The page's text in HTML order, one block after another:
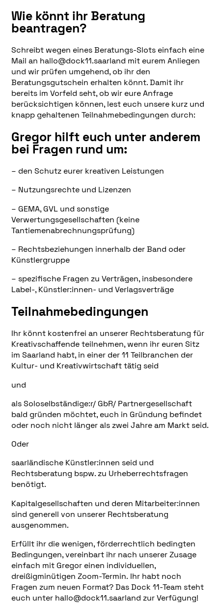
Wie könnt ihr Beratung
beantragen?
Schreibt wegen eines Beratungs-Slots einfach eine
Mail an hallo@dock11.saarland mit eurem Anliegen
und wir prüfen umgehend, ob ihr den
Beratungsgutschein erhalten könnt. Damit ihr
bereits im Vorfeld seht, ob wir eure Anfrage
berücksichtigen können, lest euch unsere kurz und
knapp gehaltenen Teilnahmebedingungen durch:
Gregor hilft euch unter anderem
bei Fragen rund um:
– den Schutz eurer kreativen Leistungen
– Nutzungsrechte und Lizenzen
– GEMA, GVL und sonstige
Verwertungsgesellschaften (keine
Tantiemenabrechnungsprüfung)
– Rechtsbeziehungen innerhalb der Band oder
Künstlergruppe
– spezifische Fragen zu Verträgen, insbesondere
Label-, Künstler:innen- und Verlagsverträge
Teilnahmebedingungen
Ihr könnt kostenfrei an unserer Rechtsberatung für
Kreativschaffende teilnehmen, wenn ihr euren Sitz
im Saarland habt, in einer der 11 Teilbranchen der
Kultur- und Kreativwirtschaft tätig seid
und
als Soloselbständige:r/ GbR/ Partnergesellschaft
bald gründen möchtet, euch in Gründung befindet
oder noch nicht länger als zwei Jahre am Markt seid.
Oder
saarländische Künstler:innen seid und
Rechtsberatung bspw. zu Urheberrechtsfragen
benötigt.
Kapitalgesellschaften und deren Mitarbeiter:innen
sind generell von unserer Rechtsberatung
ausgenommen.
Erfüllt ihr die wenigen, förderrechtlich bedingten
Bedingungen, vereinbart ihr nach unserer Zusage
einfach mit Gregor einen individuellen,
dreißigminütigen Zoom-Termin. Ihr habt noch
Fragen zum neuen Format? Das Dock 11-Team steht
euch unter hallo@dock11.saarland zur Verfügung!